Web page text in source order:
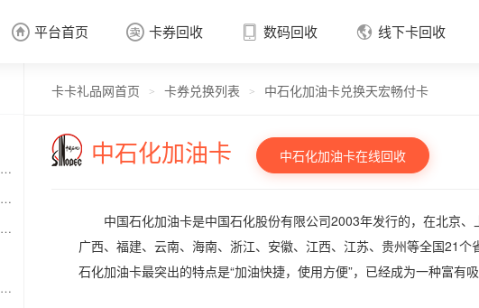
 平台首页  卡券回收
 卡券回收
 数码回收  线下卡回收
中石化加油卡兑换移动充值卡（面值千万别选错）
中石化加油卡兑换联通充值卡（面值千万别选错）
中石化加油卡兑换电信充值卡（面值千万别选错）
中石化加油卡兑换中石化加油卡无卡号（面值千万别选错）
卡卡礼品网首页 > 卡券兑换列表 > 中石化加油卡兑换天宏畅付卡
中石化加油卡 中石化加油卡在线回收
中国石化加油卡是中国石化股份有限公司2003年发行的，在北京
广西、福建、云南、海南、浙江、安徽、江西、江苏、贵州等全国21
石化加油卡最突出的特点是“加油快捷，使用方便”，已经成为一种富有